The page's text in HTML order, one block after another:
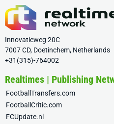
Innovatieweg 20C
7007 CD, Doetinchem, Netherlands
+31(315)-764002
Realtimes | Publishing
FootballTransfers.com
FootballCritic.com
FCUpdate.nl